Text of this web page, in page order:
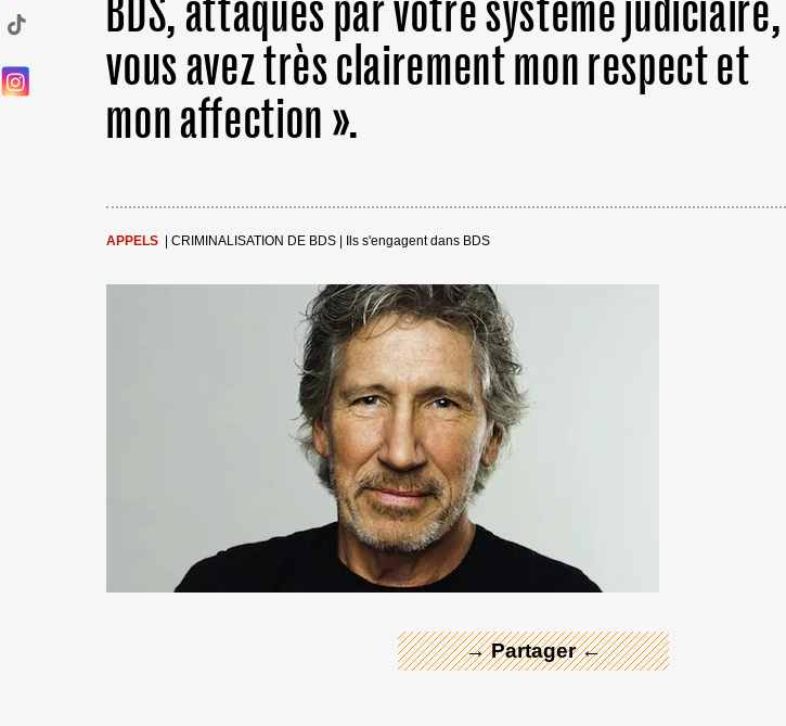
BDS, attaqués par votre système judiciaire,
vous avez très clairement mon respect et
mon affection ».
APPELS |CRIMINALISATION DE BDS Ils s'engagent dans BDS
→ Partager ←
← Merci ! →